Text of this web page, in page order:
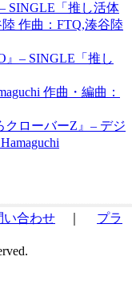
SINGLE「推し活体
作曲：FTQ,湊谷陸
』– SINGLE「推し
作曲・編曲：
クローバーZ』– デジ
い合わせ
プラ